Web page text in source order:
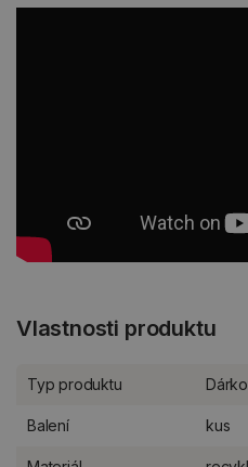
Vlastnosti produktu
Typ produktu
Balení kus